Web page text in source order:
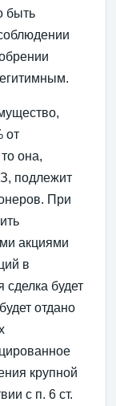
быть
от
она,
подлежит
При
акциями
в
сделка будет
отдано
крупной
с п. 6 ст.